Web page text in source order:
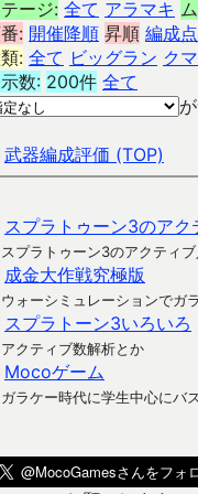
ージ: 全て アラマキ
: 開催降順 昇順 編成
: 全て ビッグラン ク
数: 200件 全て
武器編成評価 (TOP)
スプラトゥーン3のアク
スプラトゥーン3のアクティ
成金大作戦究極版
ウォーシミュレーションでガ
スプラトーン3いろいろ
アクティブ数解析とか
Mocoゲーム
ガラケー時代に学生中心にバ